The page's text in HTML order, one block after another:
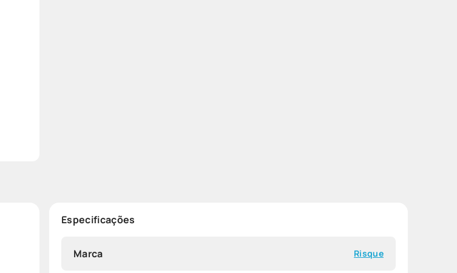
Especificações
Marca Risque